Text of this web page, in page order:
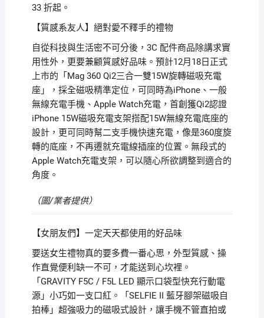
33 折起。
【質感系友人】絕對愛不釋手的禮物
自從科技與生活密不可分後，3C 配件商品除講求實
用性外，更要兼顧質感好品味。預計12月18日正式
上市的「Mag 360 Qi2三合一雙15W旋轉磁吸充電
座」，採全磁吸精準定位，可同時為iPhone、一般
無線充電手機、Apple Watch充電，首創獲Qi2認證
iPhone 15W磁吸充電支架搭配15W無線充電底座的
設計，更可同時幫二支手機快速充電，像是360度旋
轉的底座，不再遷就充電線插座的位置。無段式的
Apple Watch充電支架，可以隨心所欲調整到適合的
角度。
（圖/業者提供）
【女朋友們】一定天天都使用的好品味
要送女生禮物真的要多費一番心思，外型質感、操
作直覺便利缺一不可，才能送到心坎裡。
「GRAVITY F5C / F5L LED 顯示口袋型快充行動電
源」小巧如一支口紅。「SELFIE II 藍牙腳架磁吸自
拍棒」超強吸力的磁吸式設計，讓手機不管直拍或